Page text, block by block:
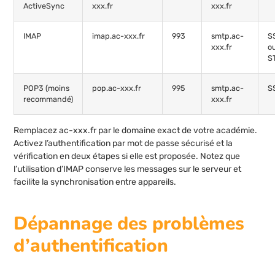
ActiveSync
xxx.fr
xxx.fr
IMAP imap.ac-xxx.fr 993
smtp.ac-
xxx.fr
POP3 (moins
recommandé)
pop.ac-xxx.fr 995
smtp.ac-
xxx.fr
Remplacez ac-xxx.fr par le domaine exact de votre académie.
Activez l’authentification par mot de passe sécurisé et la
vérification en deux étapes si elle est proposée. Notez que
l’utilisation d’IMAP conserve les messages sur le serveur et
facilite la synchronisation entre appareils.
Dépannage des problèmes
d’authentification